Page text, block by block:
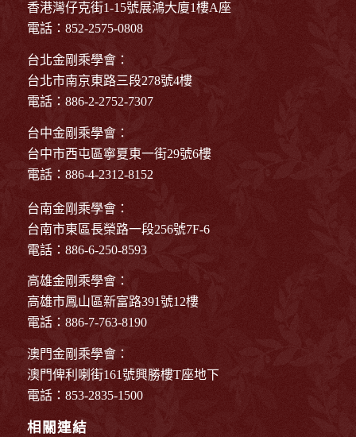
香港灣仔克街1-15號展鴻大廈1樓A座
電話：852-2575-0808
台北金剛乘學會：
台北市南京東路三段278號4樓
電話：886-2-2752-7307
台中金剛乘學會：
台中市西屯區寧夏東一街29號6樓
電話：886-4-2312-8152
台南金剛乘學會：
台南市東區長榮路一段256號7F-6
電話：886-6-250-8593
高雄金剛乘學會：
高雄市鳳山區新富路391號12樓
電話：886-7-763-8190
澳門金剛乘學會：
澳門俾利喇街161號興勝樓T座地下
電話：853-2835-1500
相關連結